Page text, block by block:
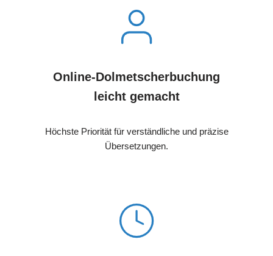
Online-Dolmetscherbuchung
leicht gemacht
Höchste Priorität für verständliche und präzise
Übersetzungen.